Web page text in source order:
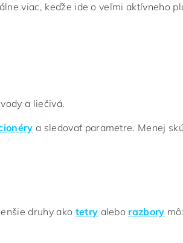
viac, keďže ide o veľmi aktívneho
a liečivá.
a sledovať parametre. Menej
druhy ako tetry alebo razbory